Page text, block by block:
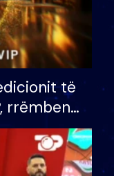
të
rrëmben
mijë eurosh